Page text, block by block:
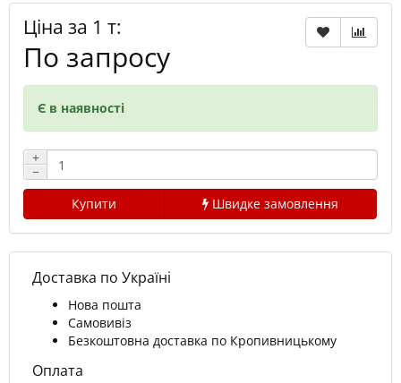
Ціна за 1 т:
По запросу
Є в наявності
+
−
Купити
Швидке замовлення
Доставка по Україні
Нова пошта
Самовивіз
Безкоштовна доставка по Кропивницькому
Оплата